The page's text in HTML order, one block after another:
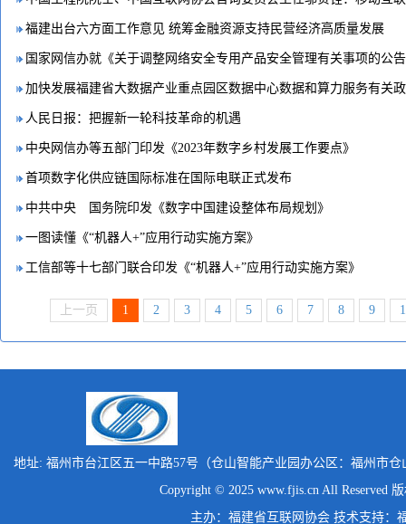
福建出台六方面工作意见 统筹金融资源支持民营经济高质量发展
人民日报：把握新一轮科技革命的机遇
中央网信办等五部门印发《2023年数字乡村发展工作要点》
首项数字化供应链国际标准在国际电联正式发布
中共中央 国务院印发《数字中国建设整体布局规划》
一图读懂《“机器人+”应用行动实施方案》
工信部等十七部门联合印发《“机器人+”应用行动实施方案》
上一页 1 2 3 4 5 6 7 8 9
地址: 福州市台江区五一中路57号（仓山智能产业园办公区：福州市
Copyright © 2025 www.fjis.cn All Reserved
主办：福建省互联网协会 技术支持：